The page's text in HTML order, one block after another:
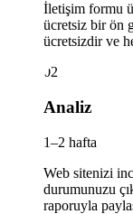
İletişim formu
ücretsiz bir ön
ücretsizdir ve
02
Analiz
1–2 hafta
Web sitenizi
durumunuzu
raporuyla